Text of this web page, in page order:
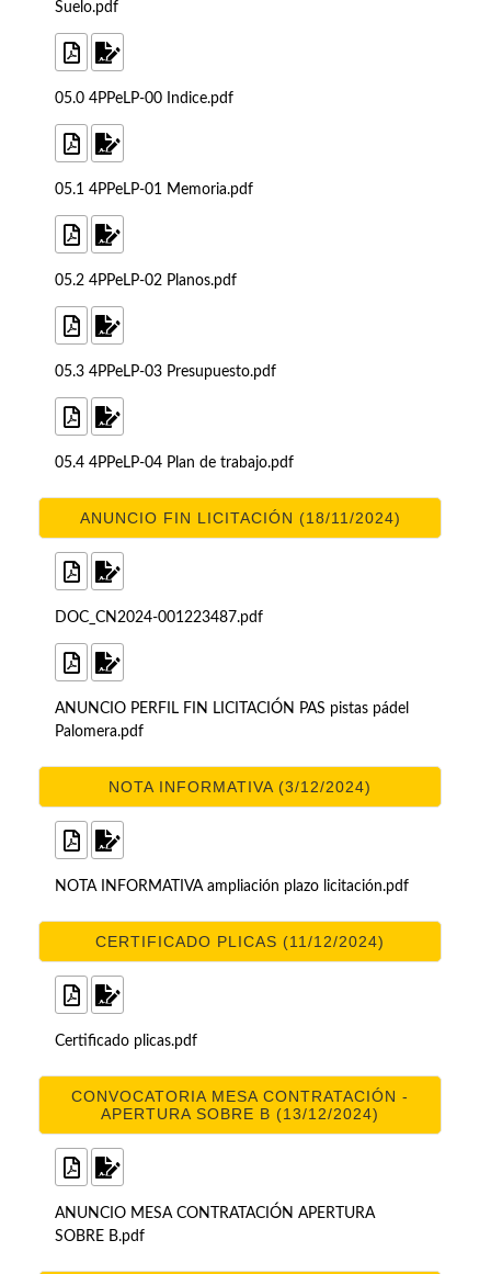
Suelo.pdf
05.0 4PPeLP-00 Indice.pdf
05.1 4PPeLP-01 Memoria.pdf
05.2 4PPeLP-02 Planos.pdf
05.3 4PPeLP-03 Presupuesto.pdf
05.4 4PPeLP-04 Plan de trabajo.pdf
ANUNCIO FIN LICITACIÓN (18/11/2024)
DOC_CN2024-001223487.pdf
ANUNCIO PERFIL FIN LICITACIÓN PAS pistas pádel
Palomera.pdf
NOTA INFORMATIVA (3/12/2024)
NOTA INFORMATIVA ampliación plazo licitación.pdf
CERTIFICADO PLICAS (11/12/2024)
Certificado plicas.pdf
CONVOCATORIA MESA CONTRATACIÓN -
APERTURA SOBRE B (13/12/2024)
ANUNCIO MESA CONTRATACIÓN APERTURA
SOBRE B.pdf